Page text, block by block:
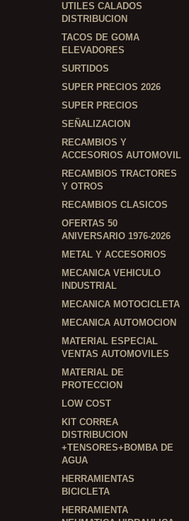
UTILES CALADOS
DISTRIBUCION
TACOS DE GOMA
ELEVADORES
SURTIDOS
SUPER PRECIOS 2026
SUPER PRECIOS
SEÑALIZACION
RECAMBIOS Y
ACCESORIOS AUTOMOVIL
RECAMBIOS TRACTORES
Y OTROS
RECAMBIOS CLASICOS
OFERTAS 50
ANIVERSARIO 1976-2026
METAL Y ACCESORIOS
MECANICA VEHICULO
INDUSTRIAL
MECANICA MOTOCICLETA
MECANICA AUTOMOCION
MATERIAL ESPECIAL
VENTAS AUTOMOVILES
MATERIAL DE
PROTECCION
LOW COST
KIT CORREA
DISTRIBUCION
+TENSORES+BOMBA DE
AGUA
HERRAMIENTAS
BICICLETA
HERRAMIENTA